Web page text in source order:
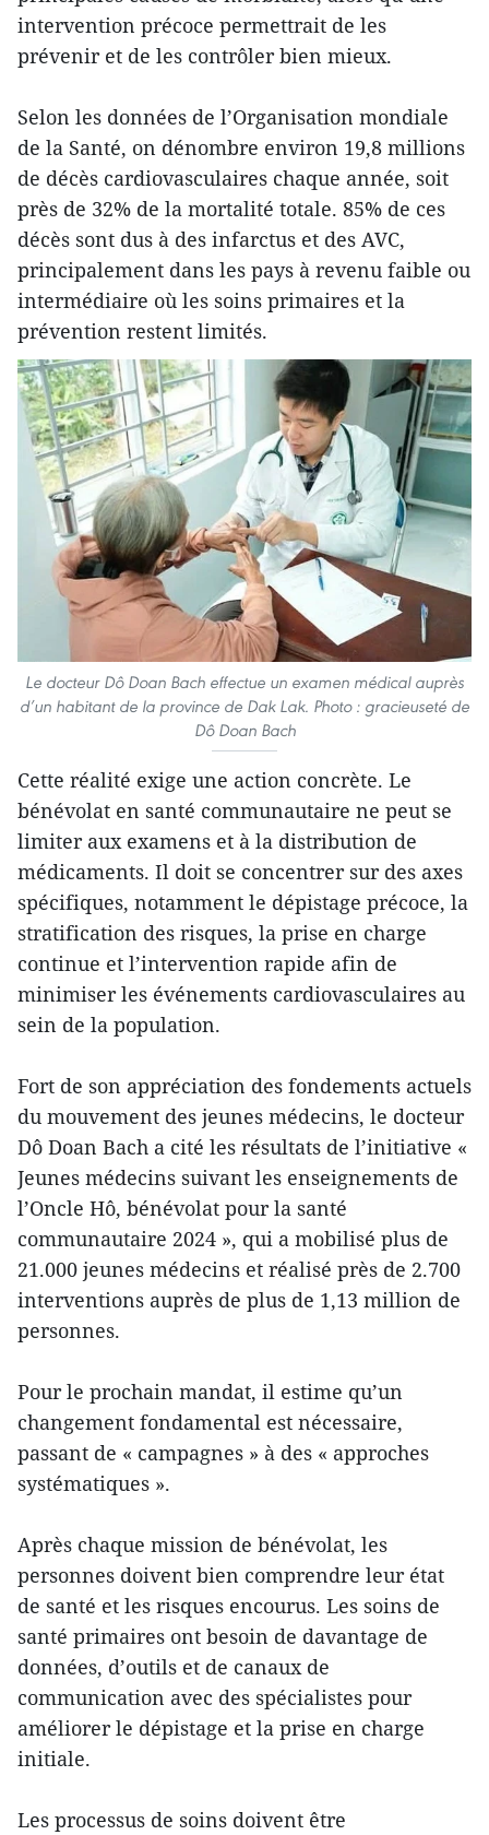
intervention précoce permettrait de les
prévenir et de les contrôler bien mieux.
Selon les données de l’Organisation mondiale
de la Santé, on dénombre environ 19,8 millions
de décès cardiovasculaires chaque année, soit
près de 32% de la mortalité totale. 85% de ces
décès sont dus à des infarctus et des AVC,
principalement dans les pays à revenu faible ou
intermédiaire où les soins primaires et la
prévention restent limités.
Le docteur Dô Doan Bach effectue un examen médical auprès
d’un habitant de la province de Dak Lak. Photo : gracieuseté de
Dô Doan Bach
Cette réalité exige une action concrète. Le
bénévolat en santé communautaire ne peut se
limiter aux examens et à la distribution de
médicaments. Il doit se concentrer sur des axes
spécifiques, notamment le dépistage précoce, la
stratification des risques, la prise en charge
continue et l’intervention rapide afin de
minimiser les événements cardiovasculaires au
sein de la population.
Fort de son appréciation des fondements actuels
du mouvement des jeunes médecins, le docteur
Dô Doan Bach a cité les résultats de l’initiative «
Jeunes médecins suivant les enseignements de
l’Oncle Hô, bénévolat pour la santé
communautaire 2024 », qui a mobilisé plus de
21.000 jeunes médecins et réalisé près de 2.700
interventions auprès de plus de 1,13 million de
personnes.
Pour le prochain mandat, il estime qu’un
changement fondamental est nécessaire,
passant de « campagnes » à des « approches
systématiques ».
Après chaque mission de bénévolat, les
personnes doivent bien comprendre leur état
de santé et les risques encourus. Les soins de
santé primaires ont besoin de davantage de
données, d’outils et de canaux de
communication avec des spécialistes pour
améliorer le dépistage et la prise en charge
initiale.
Les processus de soins doivent être